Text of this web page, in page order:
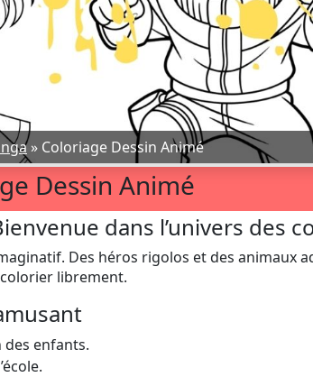
» Coloriage Dessin Animé
Dessin Animé
dans l’univers des
Des héros rigolos et des animaux
librement.
des enfants.